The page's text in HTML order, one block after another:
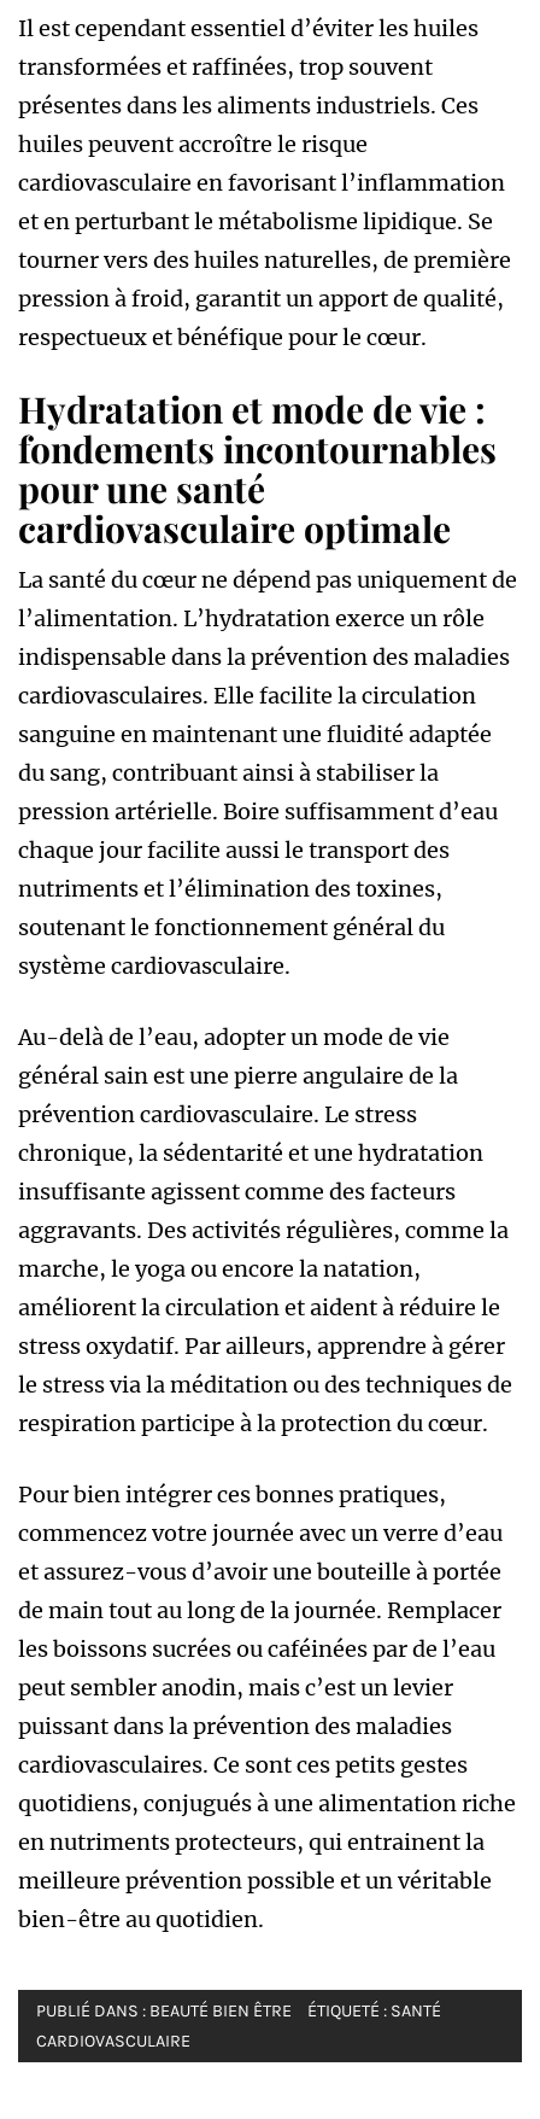
Il est cependant essentiel d’éviter les huiles
transformées et raffinées, trop souvent
présentes dans les aliments industriels. Ces
huiles peuvent accroître le risque
cardiovasculaire en favorisant l’inflammation
et en perturbant le métabolisme lipidique. Se
tourner vers des huiles naturelles, de première
pression à froid, garantit un apport de qualité,
respectueux et bénéfique pour le cœur.
Hydratation et mode de vie :
fondements incontournables
pour une santé
cardiovasculaire optimale
La santé du cœur ne dépend pas uniquement de
l’alimentation. L’hydratation exerce un rôle
indispensable dans la prévention des maladies
cardiovasculaires. Elle facilite la circulation
sanguine en maintenant une fluidité adaptée
du sang, contribuant ainsi à stabiliser la
pression artérielle. Boire suffisamment d’eau
chaque jour facilite aussi le transport des
nutriments et l’élimination des toxines,
soutenant le fonctionnement général du
système cardiovasculaire.
Au-delà de l’eau, adopter un mode de vie
général sain est une pierre angulaire de la
prévention cardiovasculaire. Le stress
chronique, la sédentarité et une hydratation
insuffisante agissent comme des facteurs
aggravants. Des activités régulières, comme la
marche, le yoga ou encore la natation,
améliorent la circulation et aident à réduire le
stress oxydatif. Par ailleurs, apprendre à gérer
le stress via la méditation ou des techniques de
respiration participe à la protection du cœur.
Pour bien intégrer ces bonnes pratiques,
commencez votre journée avec un verre d’eau
et assurez-vous d’avoir une bouteille à portée
de main tout au long de la journée. Remplacer
les boissons sucrées ou caféinées par de l’eau
peut sembler anodin, mais c’est un levier
puissant dans la prévention des maladies
cardiovasculaires. Ce sont ces petits gestes
quotidiens, conjugués à une alimentation riche
en nutriments protecteurs, qui entrainent la
meilleure prévention possible et un véritable
bien-être au quotidien.
PUBLIÉ DANS : BEAUTÉ BIEN ÊTRE ÉTIQUETÉ : SANTÉ
CARDIOVASCULAIRE